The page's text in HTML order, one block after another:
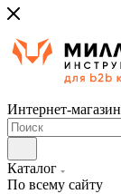
Интернет-магазин
Каталог
По всему сайту